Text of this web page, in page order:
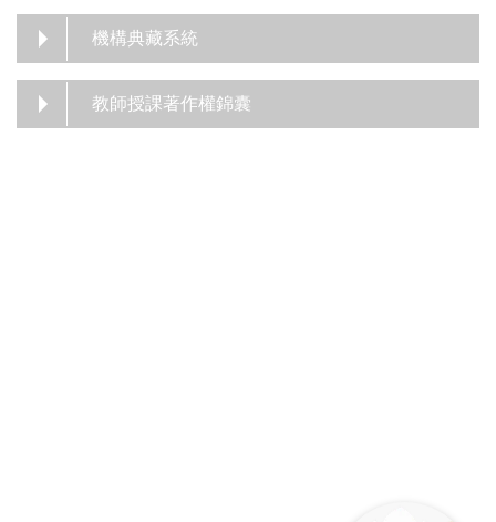
機構典藏系統
教師授課著作權錦囊